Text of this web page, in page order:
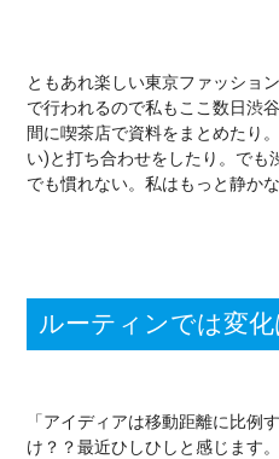
ともあれ楽しい東京ファッショ
で行われるので私もここ数日渋
間に喫茶店で資料をまとめたり
い)と打ち合わせをしたり。でも
でも慣れない。私はもっと静か
ルーティンでは変
「アイディアは移動距離に比例
け？？最近ひしひしと感じます